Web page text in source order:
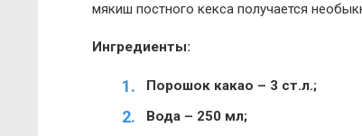
мякиш постного кекса получается
Ингредиенты:
Порошок какао – 3 ст.л.;
Вода – 250 мл;